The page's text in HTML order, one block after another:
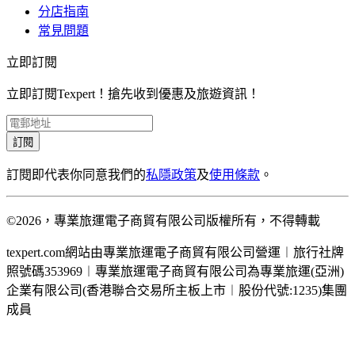
分店指南
常見問題
立即訂閱
立即訂閱Texpert！搶先收到優惠及旅遊資訊！
訂閱
訂閱即代表你同意我們的私隱政策及使用條款 。
©2026，專業旅運電子商貿有限公司版權所有，不得轉載
texpert.com網站由專業旅運電子商貿有限公司營運︱旅行社牌
照號碼353969︱專業旅運電子商貿有限公司為專業旅運(亞洲)
企業有限公司(香港聯合交易所主板上市︱股份代號:1235)集團
成員